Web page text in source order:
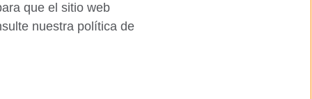
que el sitio web
nuestra política de